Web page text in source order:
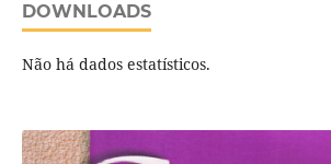
DOWNLOADS
Não há dados estatísticos.